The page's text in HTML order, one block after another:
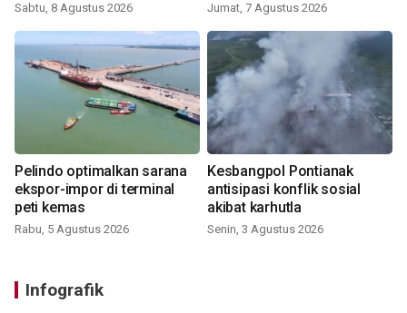
Sabtu, 8 Agustus 2026 Jumat, 7 Agustus 2026
Pelindo optimalkan sarana
ekspor-impor di terminal
peti kemas
Rabu, 5 Agustus 2026
Kesbangpol Pontianak
antisipasi konflik sosial
akibat karhutla
Senin, 3 Agustus 2026
Infografik